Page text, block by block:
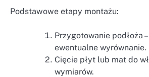
Podstawowe etapy montażu:
Przygotowanie podłoża
ewentualne wyrównanie.
Cięcie płyt lub mat do
wymiarów.